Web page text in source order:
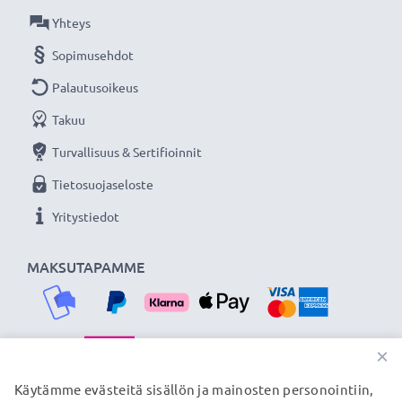
verkkokauppa, joka tarjoaa laadukkaita tuotteita, ja
siksi tarjoamme 36 kuukauden takuun!
MAKSUTAPAMME
Yhteys
Sopimusehdot
Palautusoikeus
Takuu
Turvallisuus & Sertifioinnit
Tietosuojaseloste
Yritystiedot
TOIMITUSKUMPPANIMME
×
Käytämme evästeitä sisällön ja mainosten personointiin,